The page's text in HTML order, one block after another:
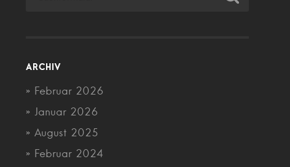
ARCHIV
Februar 2026
Januar 2026
August 2025
Februar 2024